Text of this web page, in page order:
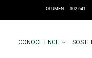
CONOCE ENCE